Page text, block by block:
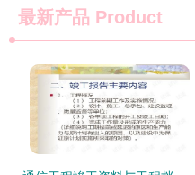
最新产品 Product